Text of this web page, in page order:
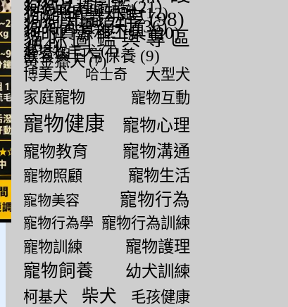
狗狗品種圖鑑(21)
狗狗照顧與知識(12)
狗狗知識分享(98)
狗狗詞養須知(36)
狗的資源和工具(20)
貓咪圖鑑與專區
(64)
邊境牧羊犬 (4)
飲食與日常保養 (9)
黃金獵犬 (7)
博美犬 哈士奇 大型犬
家庭寵物 寵物互動
寵物健康
寵物心理
寵物教育
寵物溝通
寵物照顧 寵物生活
寵物美容 寵物行為
寵物行為學 寵物行為訓練
寵物訓練
寵物護理
寵物飼養 幼犬訓練
柯基犬 柴犬 毛孩健康